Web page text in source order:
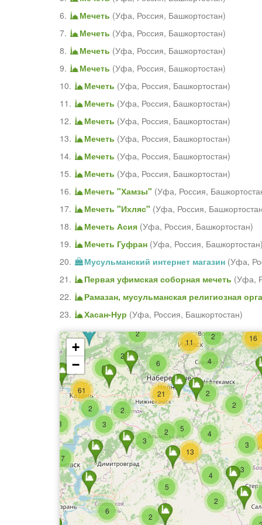
6.
Мечеть (Уфа, Россия, Башкортостан)
7.
Мечеть (Уфа, Россия, Башкортостан)
8.
Мечеть (Уфа, Россия, Башкортостан)
9.
Мечеть (Уфа, Россия, Башкортостан)
10.
Мечеть (Уфа, Россия, Башкортостан)
11.
Мечеть (Уфа, Россия, Башкортостан)
12.
Мечеть (Уфа, Россия, Башкортостан)
13.
Мечеть (Уфа, Россия, Башкортостан)
14.
Мечеть (Уфа, Россия, Башкортостан)
15.
Мечеть (Уфа, Россия, Башкортостан)
16.
Мечеть "Хамзы" (Уфа, Россия,
17.
Мечеть "Ихляс" (Уфа, Россия, Башкортостан
18.
Мечеть Асия (Уфа, Россия, Башкортостан)
19.
Мечеть Гуфран (Уфа, Россия, Башкортостан)
20.
Мусульманский интернет магазин (Уфа,
21.
Первая уфимская соборная мечеть (Уфа,
22.
Рамазан, мусульманская религиозная
23.
Хасан-Нур (Уфа, Россия, Башкортостан)
16
2
3
4
3
2
6
7
21
5
4
2
13
5
3
8
2
2
2
4
11
2
3
3
2
2
6 6
2
61
+
−